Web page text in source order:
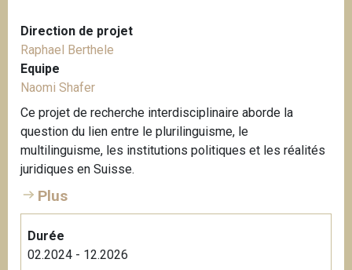
Direction de projet
Raphael Berthele
Equipe
Naomi Shafer
Ce projet de recherche interdisciplinaire aborde la
question du lien entre le plurilinguisme, le
multilinguisme, les institutions politiques et les réalités
juridiques en Suisse.
Plus
Durée
02.2024 - 12.2026